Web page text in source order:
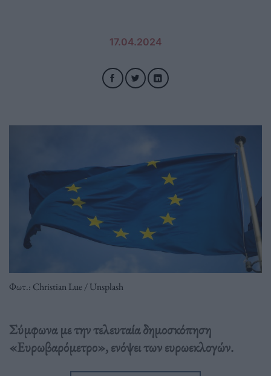
17.04.2024
Φωτ.: Christian Lue / Unsplash
Σύμφωνα με την τελευταία δημοσκόπηση
«Ευρωβαρόμετρο», ενόψει των ευρωεκλογών.